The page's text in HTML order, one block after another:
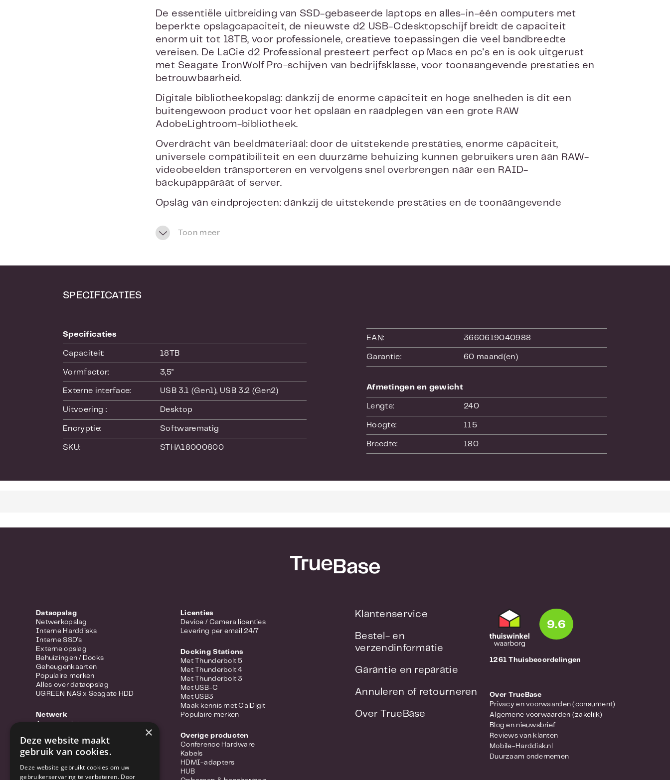
De essentiële uitbreiding van SSD-gebaseerde laptops en alles-in-één computers met
beperkte opslagcapaciteit, de nieuwste d2 USB-Cdesktopschijf breidt de capaciteit
enorm uit tot 18TB, voor professionele, creatieve toepassingen die veel bandbreedte
vereisen. De LaCie d2 Professional presteert perfect op Macs en pc's en is ook uitgerust
met Seagate IronWolf Pro-schijven van bedrijfsklasse, voor toonaangevende prestaties en
betrouwbaarheid.
Digitale bibliotheekopslag: dankzij de enorme capaciteit en hoge snelheden is dit een
buitengewoon product voor het opslaan en raadplegen van een grote RAW
AdobeLightroom-bibliotheek.
Overdracht van beeldmateriaal: door de uitstekende prestaties, enorme capaciteit,
universele compatibiliteit en een duurzame behuizing kunnen gebruikers uren aan RAW-
videobeelden transporteren en vervolgens snel overbrengen naar een RAID-
backupapparaat of server.
Opslag van eindprojecten: dankzij de uitstekende prestaties en de toonaangevende
opslaan van voltooide projecten.
Toon meer
SPECIFICATIES
Specificaties
Capaciteit: 18TB
Vormfactor: 3,5"
Externe interface: USB 3.1 (Gen1), USB 3.2 (Gen2)
Uitvoering : Desktop
Encryptie: Softwarematig
SKU: STHA18000800
EAN: 3660619040988
Garantie: 60 maand(en)
Afmetingen en gewicht
Lengte: 240
Hoogte: 115
Breedte: 180
Dataopslag
Netwerkopslag
Interne Harddisks
Interne SSD's
Externe opslag
Behuizingen / Docks
Geheugenkaarten
Populaire merken
Alles over dataopslag
UGREEN NAS x Seagate HDD
Netwerk
Access points
Power-over-ethernet
Range extenders
Converter
Switches
Licenties
Device / Camera licenties
Levering per email 24/7
Docking Stations
Met Thunderbolt 5
Met Thunderbolt 4
Met Thunderbolt 3
Met USB-C
Met USB3
Maak kennis met CalDigit
Populaire merken
Overige producten
Conference Hardware
Kabels
HDMI-adapters
HUB
Klantenservice
Bestel- en
verzendinformatie
Garantie en reparatie
Annuleren of retourneren
Over TrueBase
9.6
1261 Thuisbeoordelingen
Over TrueBase
Privacy en voorwaarden (consument)
Algemene voorwaarden (zakelijk)
Blog en nieuwsbrief
Reviews van klanten
Mobile-Harddisk.nl
Duurzaam ondernemen
×
Deze website maakt
gebruik van cookies.
Deze website gebruikt cookies om uw
gebruikerservaring te verbeteren. Door